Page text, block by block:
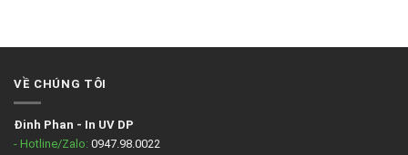
VỀ CHÚNG TÔI
Đinh Phan - In UV DP
- Hotline/Zalo: 0947.98.0022